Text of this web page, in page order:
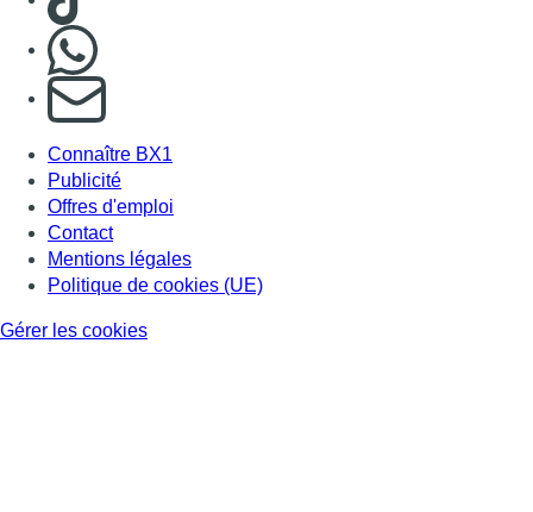
S'abonner à notre newsletter
Connaître BX1
Publicité
Offres d'emploi
Contact
Mentions légales
Politique de cookies (UE)
Gérer les cookies